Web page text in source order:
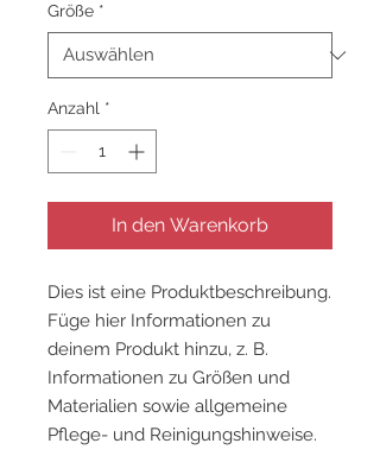
Größe *
Anzahl *
In den Warenkorb
Dies ist eine Produktbeschreibung.
Füge hier Informationen zu
deinem Produkt hinzu, z. B.
Informationen zu Größen und
Materialien sowie allgemeine
Pflege- und Reinigungshinweise.